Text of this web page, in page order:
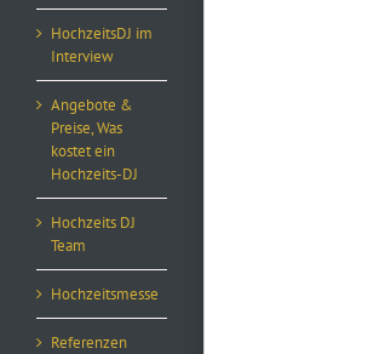
HochzeitsDJ im
Interview
Angebote &
Preise, Was
kostet ein
Hochzeits-DJ
Hochzeits DJ
Team
Hochzeitsmesse
Referenzen